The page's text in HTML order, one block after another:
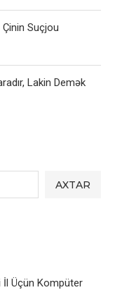
AXTAR
İl Üçün Kompüter
Çinin Suçjou
Lakin Demək